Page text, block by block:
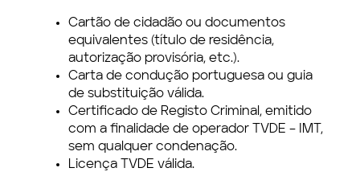
Cartão de cidadão ou documentos
equivalentes (título de residência,
autorização provisória, etc.).
Carta de condução portuguesa ou guia
de substituição válida.
Certificado de Registo Criminal, emitido
com a finalidade de operador TVDE – IMT,
sem qualquer condenação.
Licença TVDE válida.